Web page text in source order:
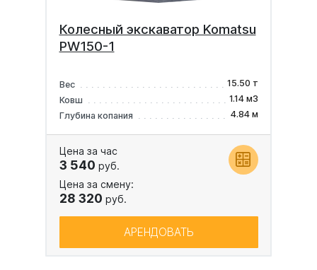
Колесный экскаватор Komatsu
PW150-1
Вес
15.50 т
Ковш
1.14 м3
Глубина копания
4.84 м
Цена за час
3 540 руб.
Цена за смену:
28 320 руб.
АРЕНДОВАТЬ